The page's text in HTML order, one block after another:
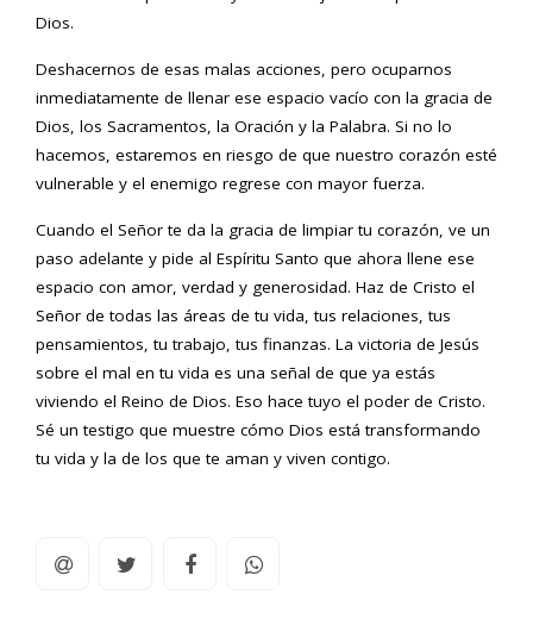
Dios.
Deshacernos de esas malas acciones, pero ocuparnos
inmediatamente de llenar ese espacio vacío con la gracia de
Dios, los Sacramentos, la Oración y la Palabra. Si no lo
hacemos, estaremos en riesgo de que nuestro corazón esté
vulnerable y el enemigo regrese con mayor fuerza.
Cuando el Señor te da la gracia de limpiar tu corazón, ve un
paso adelante y pide al Espíritu Santo que ahora llene ese
espacio con amor, verdad y generosidad. Haz de Cristo el
Señor de todas las áreas de tu vida, tus relaciones, tus
pensamientos, tu trabajo, tus finanzas. La victoria de Jesús
sobre el mal en tu vida es una señal de que ya estás
viviendo el Reino de Dios. Eso hace tuyo el poder de Cristo.
Sé un testigo que muestre cómo Dios está transformando
tu vida y la de los que te aman y viven contigo.